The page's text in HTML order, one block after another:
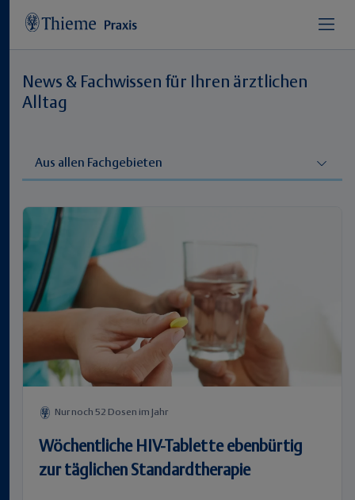
News & Fachwissen für Ihren ärztlichen
Alltag
Aus allen Fachgebieten
Nur noch 52 Dosen im Jahr
Wöchentliche HIV-Tablette ebenbürtig
zur täglichen Standardtherapie